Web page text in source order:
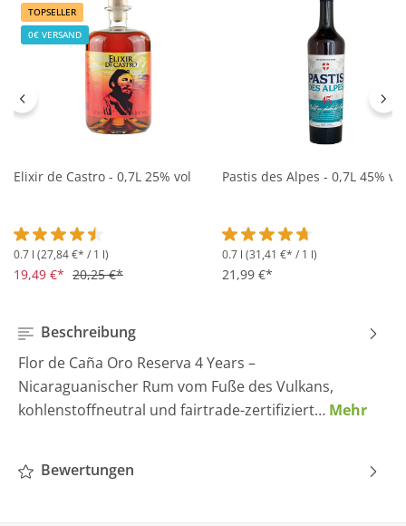
TOPSELLER
0€ VERSAND
Elixir de Castro - 0,7L 25% vol
Durchschnittliche Bewertung von 4.5 von 5 Sternen
0.7 l (27,84 €* / 1 l)
19,49 €* 20,25 €*
Pastis des Alpes - 0,7L 45% vol
Durchschnittliche
0.7 l (31,41 €* / 1 l)
21,99 €*
Beschreibung
Flor de Caña Oro Reserva 4 Years –
Nicaraguanischer Rum vom Fuße des Vulkans,
kohlenstoffneutral und fairtrade-zertifiziert… Mehr
Bewertungen